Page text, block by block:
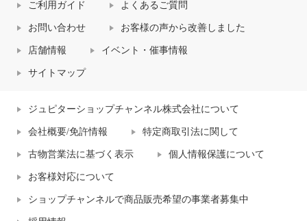
ご利用ガイド よくあるご質問
お問い合わせ お客様の声から改善しました
店舗情報 イベント・催事情報
サイトマップ
ジュピターショップチャンネル株式会社について
会社概要/免許情報 特定商取引法に関して
古物営業法に基づく表示 個人情報保護について
お客様対応について
ショップチャンネルで商品販売希望の事業者募集中